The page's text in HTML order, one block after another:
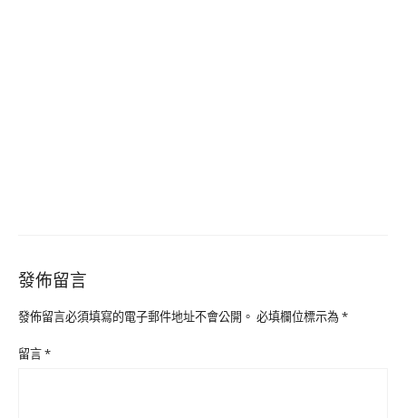
發佈留言
發佈留言必須填寫的電子郵件地址不會公開。 必填欄位標示為*
留言*